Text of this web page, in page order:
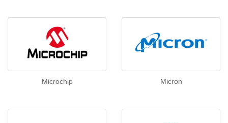
Microchip Micron